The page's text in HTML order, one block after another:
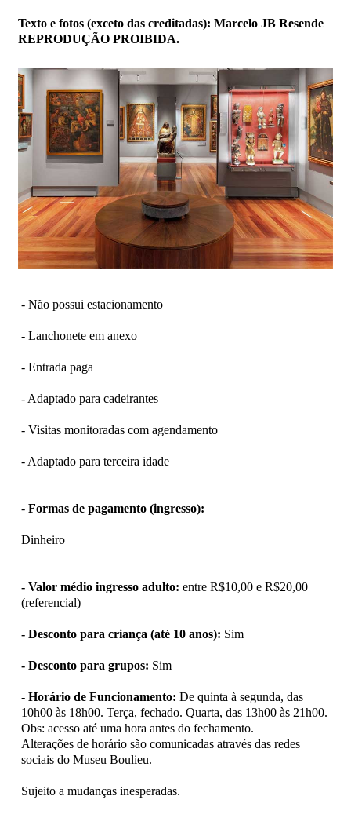
Texto e fotos (exceto das creditadas): Marcelo JB Resende
REPRODUÇÃO PROIBIDA.
- Não possui estacionamento
- Lanchonete em anexo
- Entrada paga
- Adaptado para cadeirantes
- Visitas monitoradas com agendamento
- Adaptado para terceira idade
- Formas de pagamento (ingresso):
Dinheiro
- Valor médio ingresso adulto: entre R$10,00 e R$20,00
(referencial)
- Desconto para criança (até 10 anos): Sim
- Desconto para grupos: Sim
- Horário de Funcionamento: De quinta à segunda, das
10h00 às 18h00. Terça, fechado. Quarta, das 13h00 às 21h00.
Obs: acesso até uma hora antes do fechamento.
Alterações de horário são comunicadas através das redes
sociais do Museu Boulieu.
Sujeito a mudanças inesperadas.